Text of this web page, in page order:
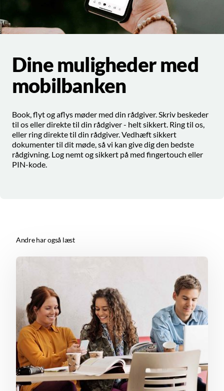
Dine muligheder med
mobilbanken
Book, flyt og aflys møder med din rådgiver. Skriv beskeder
til os eller direkte til din rådgiver - helt sikkert. Ring til os,
eller ring direkte til din rådgiver. Vedhæft sikkert
dokumenter til dit møde, så vi kan give dig den bedste
rådgivning. Log nemt og sikkert på med fingertouch eller
PIN-kode.
Andre har også læst